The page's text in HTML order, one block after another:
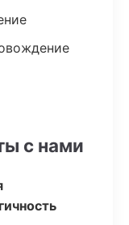
с нами